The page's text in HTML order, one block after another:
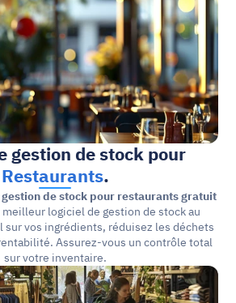
Restaurants.
de stock pour restaurants gratuit
meilleur logiciel de gestion de stock au
sur vos ingrédients, réduisez les déchets
Assurez-vous un contrôle total
sur votre inventaire.